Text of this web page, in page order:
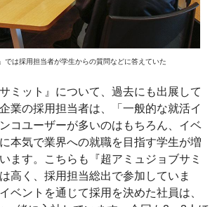
では採用担当者が学生からの質問などに答えていた
ミット』について、過去にも出展して
業の採用担当者は、「一般的な就活イ
コユーザーが多いのはもちろん、イベ
本気で業界への就職を目指す学生が増
ます。こちらも『超アミュジョブサミ
高く、採用担当総出で参加していま
ベントを通じて採用を決めた社員は、